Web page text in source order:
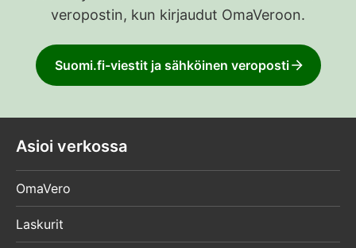
veropostin, kun kirjaudut OmaVeroon.
Suomi.fi-viestit ja sähköinen veroposti
Asioi verkossa
OmaVero
Laskurit